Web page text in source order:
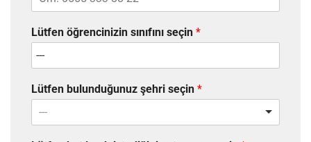
Lütfen öğrencinizin sınıfını seçin *
Lütfen bulunduğunuz şehri seçin *
---